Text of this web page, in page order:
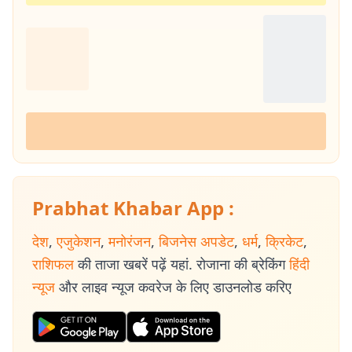
Prabhat Khabar App :
देश, एजुकेशन, मनोरंजन, बिजनेस अपडेट, धर्म, क्रिकेट,
राशिफल की ताजा खबरें पढ़ें यहां. रोजाना की ब्रेकिंग हिंदी
न्यूज और लाइव न्यूज कवरेज के लिए डाउनलोड करिए